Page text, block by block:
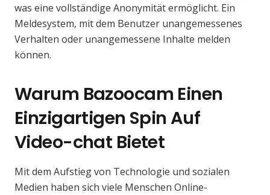
was eine vollständige Anonymität ermöglicht. Ein
Meldesystem, mit dem Benutzer unangemessenes
Verhalten oder unangemessene Inhalte melden
können.
Warum Bazoocam Einen
Einzigartigen Spin Auf
Video-chat Bietet
Mit dem Aufstieg von Technologie und sozialen
Medien haben sich viele Menschen Online-